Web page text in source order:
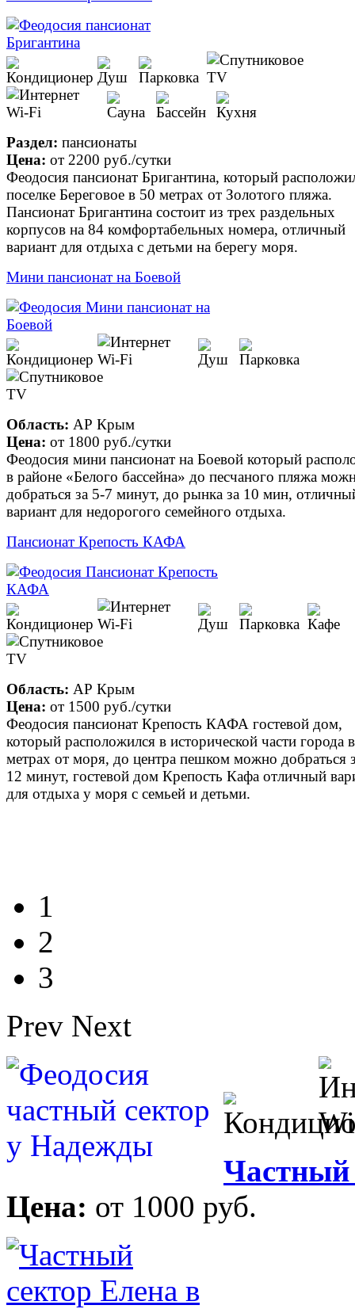
Раздел: пансионаты
Цена: от 2200 руб./сутки
Феодосия пансионат Бригантина, который
поселке Береговое в 50 метрах от Золотого пляжа.
Пансионат Бригантина состоит из трех раздельных
корпусов на 84 комфортабельных номера, отличный
вариант для отдыха с детьми на берегу моря.
Мини пансионат на Боевой
Область: АР Крым
Цена: от 1800 руб./сутки
Феодосия мини пансионат на Боевой который
в районе «Белого бассейна» до песчаного пляжа
добраться за 5-7 минут, до рынка за 10 мин,
вариант для недорогого семейного отдыха.
Пансионат Крепость КАФА
Область: АР Крым
Цена: от 1500 руб./сутки
Феодосия пансионат Крепость КАФА гостевой дом,
который расположился в исторической части города
метрах от моря, до центра пешком можно добраться
12 минут, гостевой дом Крепость Кафа отличный
для отдыха у моря с семьей и детьми.
1
2
3
Prev Next
Частный
Цена: от 1000 руб.